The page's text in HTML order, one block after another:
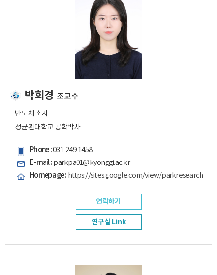
박희경 조교수
반도체 소자
성균관대학교 공학박사
Phone :031-249-1458
E-mail :parkpa01@kyonggi.ac.kr
Homepage : https://sites.google.com/view/parkresearch
연락하기
연구실 Link